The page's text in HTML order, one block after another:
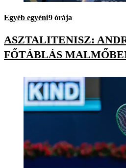
Egyéb egyéni9 órája
ASZTALITENISZ:
FŐTÁBLÁS